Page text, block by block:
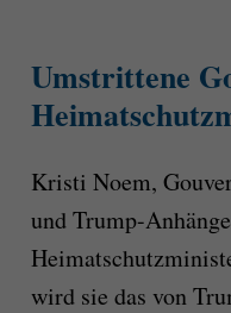
Umstrittene
Kristi Noem,
und Trump-
wird sie das von